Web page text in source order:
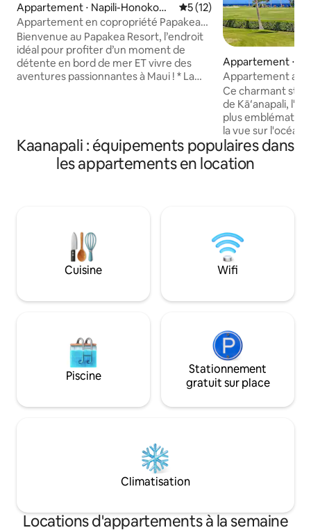
Appartement ⋅ Napili-Honokowa
i
Évaluation moyenne sur la
5 (12)
Appartement en copropriété Papakea
en bord de mer | Piscines et vue sur
l'océan
Bienvenue au Papakea Resort, l’endroit
idéal pour profiter d’un moment de
détente en bord de mer ET vivre des
aventures passionnantes à Maui ! * La
pouvez même apercevoir des baleines
en saison. * Deux piscines, des jacuzzis
et des cabanas permettent de se
du shopping et dîner, et avec un accès
facile à des sites de snorkeling et à des
excursions en bateau.
Appartement ⋅
Appartement
cabane en bord
voyageurs
Ce charmant
de Kāʻanapali,
plus
la vue sur l'océan
depuis votre
vous trouverez
équipée, la
plage, des
une cuisine
autres
comprennent 3
parking couvert
Kaanapali : équipements populaires dans
les appartements en location
Cuisine Wifi
Piscine
Stationnement
gratuit sur place
Climatisation
Locations d'appartements à la semaine